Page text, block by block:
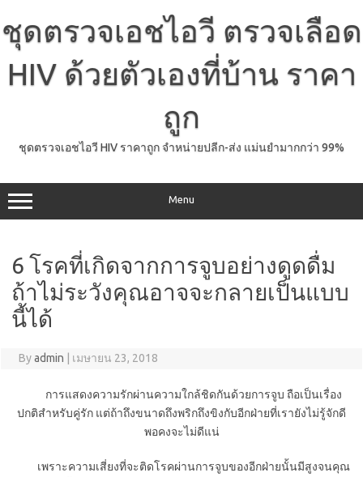
content
ชุดตรวจเอชไอวี ตรวจเลือด
HIV ด้วยตัวเองที่บ้าน ราคา
ถูก
ชุดตรวจเอชไอวี HIV ราคาถูก จำหน่ายปลีก-ส่ง แม่นยำมากกว่า 99%
Menu
6 โรคที่เกิดจากการจูบอย่างดูดดื่ม
ถ้าไม่ระวังคุณอาจจะกลายเป็นแบบ
นี้ได้
Byadmin เมษายน 23, 2018
การแสดงความรักผ่านความใกล้ชิดกันด้วยการจูบ ถือเป็นเรื่อง
ปกติสำหรับคู่รัก แต่ถ้าถึงขนาดถึงพริกถึงขิงกับอีกฝ่ายที่เรายังไม่รู้จักดี
พอคงจะไม่ดีแน่
เพราะความเสี่ยงที่จะติดโรคผ่านการจูบของอีกฝ่ายนั้นมีสูงจนคุณ